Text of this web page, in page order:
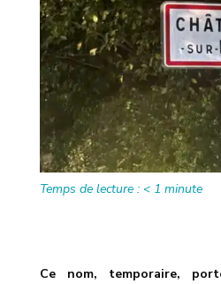
Temps de lecture : < 1 minute
Ce nom, temporaire,